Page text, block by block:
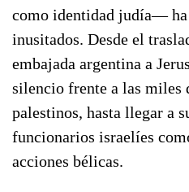
como identidad judía— ha
inusitados. Desde el
embajada argentina a
silencio frente a las miles
palestinos, hasta llegar a
funcionarios israelíes
acciones bélicas.